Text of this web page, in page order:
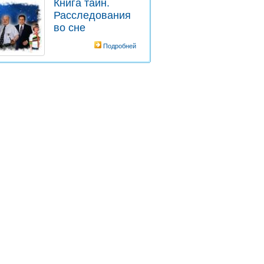
Книга тайн.
Расследования
во сне
Подробней